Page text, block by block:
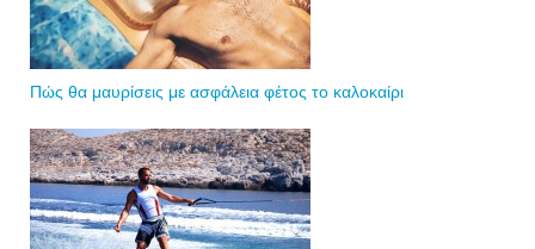
Πώς θα μαυρίσεις με ασφάλεια φέτος το καλοκαίρι